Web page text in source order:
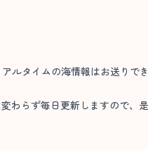
ルタイムの海情報はお送りで
わらず毎日更新しますので、